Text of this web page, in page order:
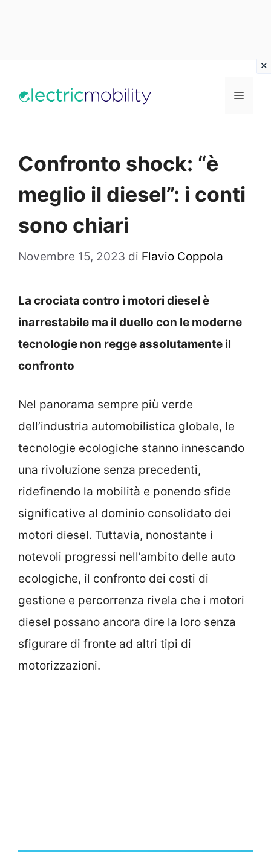
Menu
Confronto shock: “è
meglio il diesel”: i conti
sono chiari
Novembre 15, 2023 di Flavio Coppola
La crociata contro i motori diesel è
inarrestabile ma il duello con le moderne
tecnologie non regge assolutamente il
confronto
Nel panorama sempre più verde
dell’industria automobilistica globale, le
tecnologie ecologiche stanno innescando
una rivoluzione senza precedenti,
ridefinendo la mobilità e ponendo sfide
significative al dominio consolidato dei
motori diesel. Tuttavia, nonostante i
notevoli progressi nell’ambito delle auto
ecologiche, il confronto dei costi di
gestione e percorrenza rivela che i motori
diesel possano ancora dire la loro senza
sfigurare di fronte ad altri tipi di
motorizzazioni.